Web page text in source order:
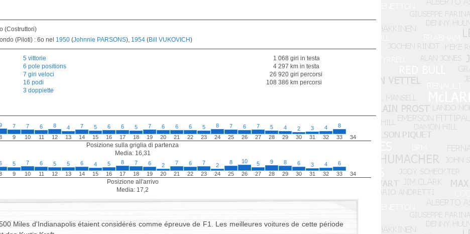
(Costruttori)
(Piloti) : 6o nel 1950 (Johnnie PARSONS), 1954 (Bill VUKOVICH)
5 vittorie
6 pole positions
7 giri veloci
16 podi
3 doppiette
1 068 giri in testa
4 297 km in testa
26 920 giri percorsi
108 386 km percorsi
7
9
7
10
6
11
8
12
4
13
7
14
5
15
6
16
6
17
5
18
7
19
6
20
6
21
6
22
5
23
8
24
7
25
6
26
7
27
5
28
4
29
2
30
3
31
4
32
8
33
34
Posizione sulla griglia di partenza
Media: 16,31
5
9
7
10
6
11
5
12
5
13
6
14
4
15
5
16
8
17
7
18
6
19
2
20
7
21
6
22
7
23
2
24
8
25
10
26
5
27
9
28
8
29
6
30
3
31
4
32
6
33
34
Posizione all'arrivo
Media: 17,2
Miles d'Indianapolis étaient considérés comme épreuve de F1. Les meilleures voitures de cette période